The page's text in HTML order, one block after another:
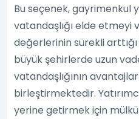
Bu seçenek, gayrimenkul
vatandaşlığı elde etmeyi
değerlerinin sürekli
büyük şehirlerde uzun
vatandaşlığının
birleştirmektedir.
yerine getirmek için mülkü